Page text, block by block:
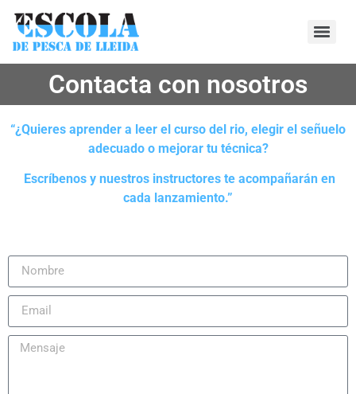
Contacta con nosotros
“¿Quieres aprender a leer el curso del rio, elegir el señuelo
adecuado o mejorar tu técnica?
Escríbenos y nuestros instructores te acompañarán en
cada lanzamiento.”